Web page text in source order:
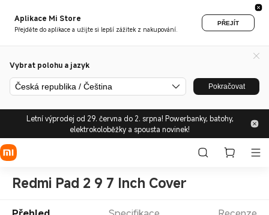
Aplikace Mi Store
Přejděte do aplikace a užijte si lepší zážitek z nakupování.
PŘEJÍT
Vybrat polohu a jazyk
Česká republika / Čeština Pokračovat
Letní výprodej od 29. června do 2. srpna! Powerbanky, batohy,
elektrokoloběžky a spousta novinek!
Redmi Pad 2 9 7 Inch Cover